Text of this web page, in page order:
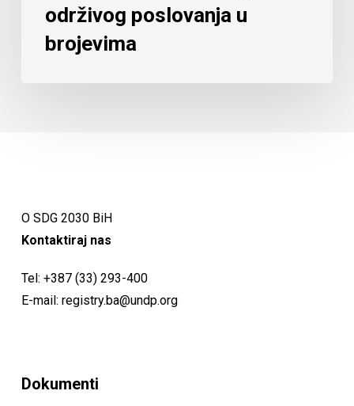
održivog poslovanja u
brojevima
O SDG 2030 BiH
Kontaktiraj nas
Tel: +387 (33) 293-400
E-mail: registry.ba@undp.org
Dokumenti